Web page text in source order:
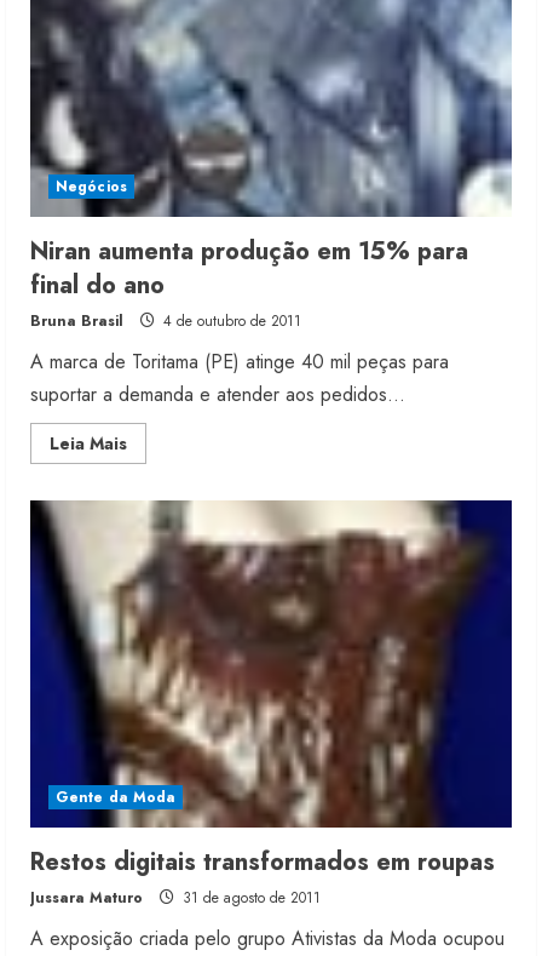
Negócios
Niran aumenta produção em 15% para
final do ano
Bruna Brasil 4 de outubro de 2011
A marca de Toritama (PE) atinge 40 mil peças para
suportar a demanda e atender aos pedidos...
Leia MaisRead
more
aumenta
produção
em
15%
para
final
do
ano
Gente da Moda
Restos digitais transformados em roupas
Jussara Maturo 31 de agosto de 2011
A exposição criada pelo grupo Ativistas da Moda ocupou